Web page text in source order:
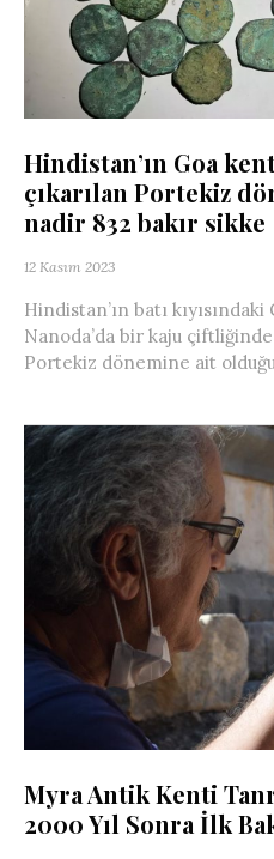
Hindistan’ın Goa
çıkarılan Portekiz
nadir 832 bakır sikke
12 Kasım 2023
Hindistan’ın batı
Nanoda’da bir kaju çiftliğinde
Portekiz dönemine ait
Myra Antik Kenti
2000 Yıl Sonra İlk